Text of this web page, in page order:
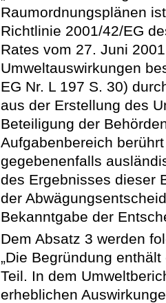
Raumordnungsplänen
Richtlinie 2001/42/EG
Rates vom 27. Juni
Umweltauswirkungen
EG Nr. L 197 S. 30)
aus der Erstellung des
Beteiligung der
Aufgabenbereich
gegebenenfalls
des Ergebnisses dieser
der
Bekanntgabe der
Dem Absatz 3 werden
„Die Begründung
Teil. In dem
erheblichen